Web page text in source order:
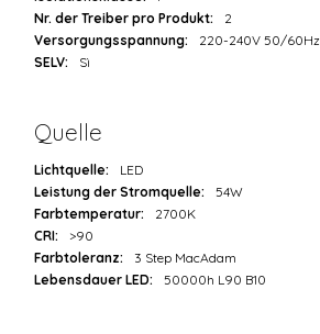
Nr. der Treiber pro Produkt:
2
Versorgungsspannung:
220-240V 50/60Hz
SELV:
Sì
Quelle
Lichtquelle:
LED
Leistung der Stromquelle:
54W
Farbtemperatur:
2700K
CRI:
>90
Farbtoleranz:
3 Step MacAdam
Lebensdauer LED:
50000h L90 B10